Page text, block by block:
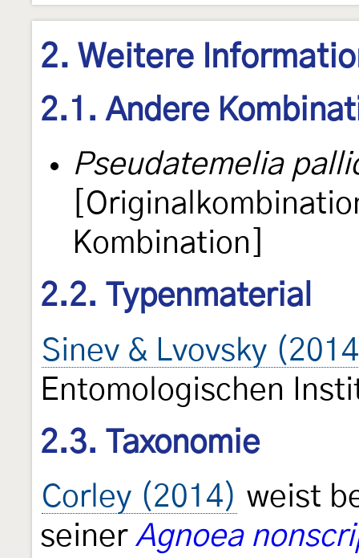
2. Weitere
2.1. Andere
Pseudatemelia
Kombination]
2.2. Typenmaterial
Sinev & Lvovsky
Entomologischen
2.3. Taxonomie
Corley (2014) weist
seiner Agnoea